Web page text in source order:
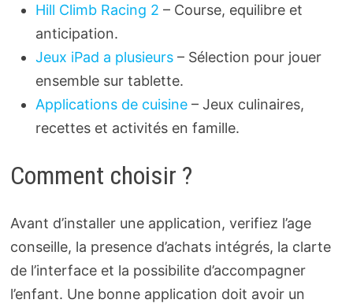
Hill Climb Racing 2 – Course, equilibre et
anticipation.
Jeux iPad a plusieurs– Sélection pour jouer
ensemble sur tablette.
Applications de cuisine– Jeux culinaires,
recettes et activités en famille.
Comment choisir ?
Avant d’installer une application, verifiez l’age
conseille, la presence d’achats intégrés, la clarte
de l’interface et la possibilite d’accompagner
l’enfant. Une bonne application doit avoir un